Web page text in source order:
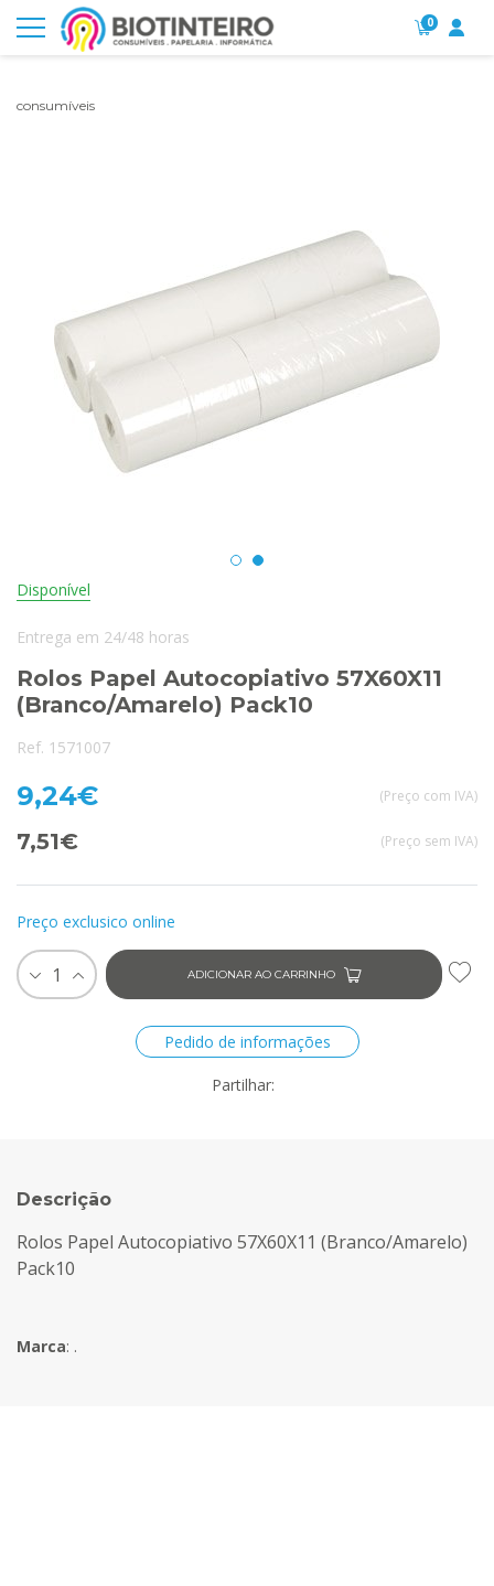
0
consumíveis
Disponível
Entrega em 24/48 horas
Rolos Papel Autocopiativo 57X60X11
(Branco/Amarelo) Pack10
Ref. 1571007
9,24€ (Preço com IVA)
7,51€ (Preço sem IVA)
Preço exclusico online
1 ADICIONAR AO CARRINHO
Pedido de informações
Partilhar:
Descrição
Rolos Papel Autocopiativo 57X60X11 (Branco/Amarelo)
Pack10
Marca: .